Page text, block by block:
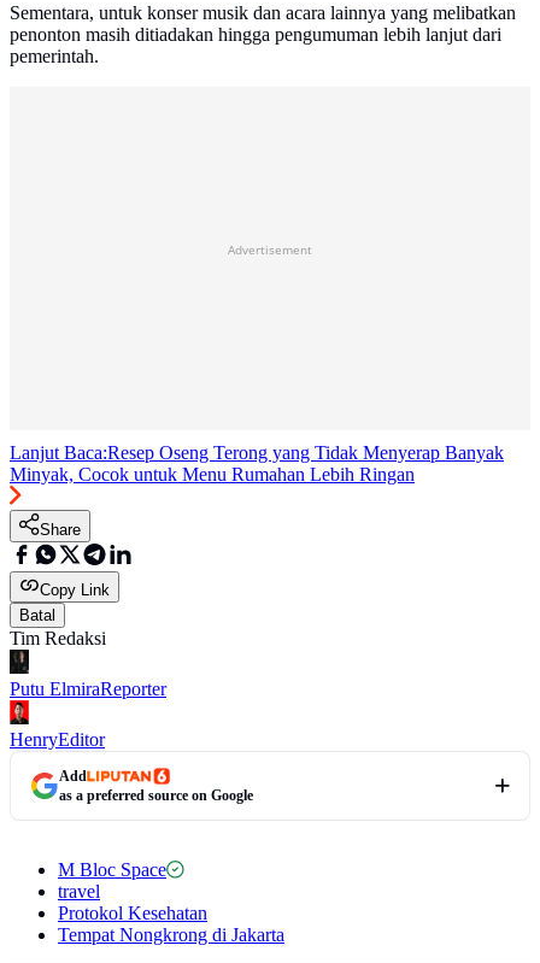
Sementara, untuk konser musik dan acara lainnya yang melibatkan
penonton masih ditiadakan hingga pengumuman lebih lanjut dari
pemerintah.
Advertisement
Lanjut Baca:Resep Oseng Terong yang Tidak Menyerap Banyak
Minyak, Cocok untuk Menu Rumahan Lebih Ringan
Share
Copy Link
Batal
Tim Redaksi
Putu ElmiraReporter
HenryEditor
Add
as a preferred source on Google
M Bloc Space
travel
Protokol Kesehatan
Tempat Nongkrong di Jakarta